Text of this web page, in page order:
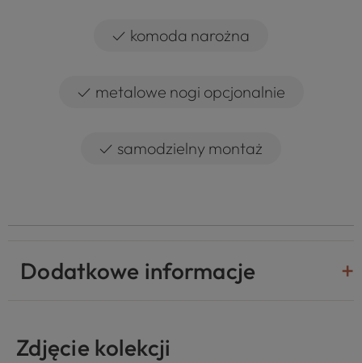
✓ komoda narożna
✓ metalowe nogi opcjonalnie
✓ samodzielny montaż
Dodatkowe informacje
Zdjęcie kolekcji